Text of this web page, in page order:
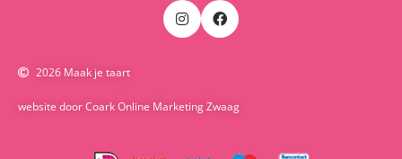
2026 Maak je taart
website door Coark Online Marketing Zwaag